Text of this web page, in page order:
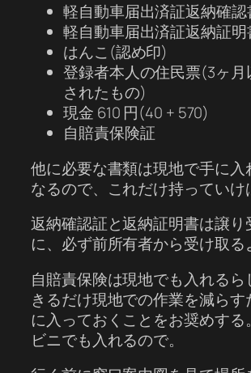
軽自動車届出済証返納確認
軽自動車届出済証返納証明
はんこ(認め印)
登録者本人の住民票(3ヶ月
されたもの)
現金 610 円(40 + 570)
自賠責保険証
他に必要な書類は現地で手に入
なるので、これだけ持っていけ
返納確認証と返納証明書は譲り
に、必ず前所有者から受け取る
自賠責保険は現地でも入れるら
きるだけ現地での作業を減らす
に入っておくことをお奨めする
ビニでも入れるので。